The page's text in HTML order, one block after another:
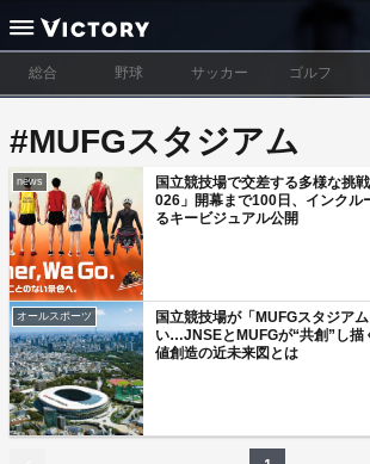
総合 野球 サッカー ゴルフ
#MUFGスタジアム
news
国立競技場で交差する多様な
026」開幕まで100日、インクル
るキービジュアル公開
オールスポーツ
国立競技場が「MUFGスタジア
い…JNSEとMUFGが“共創”し描
値創造の近未来図とは